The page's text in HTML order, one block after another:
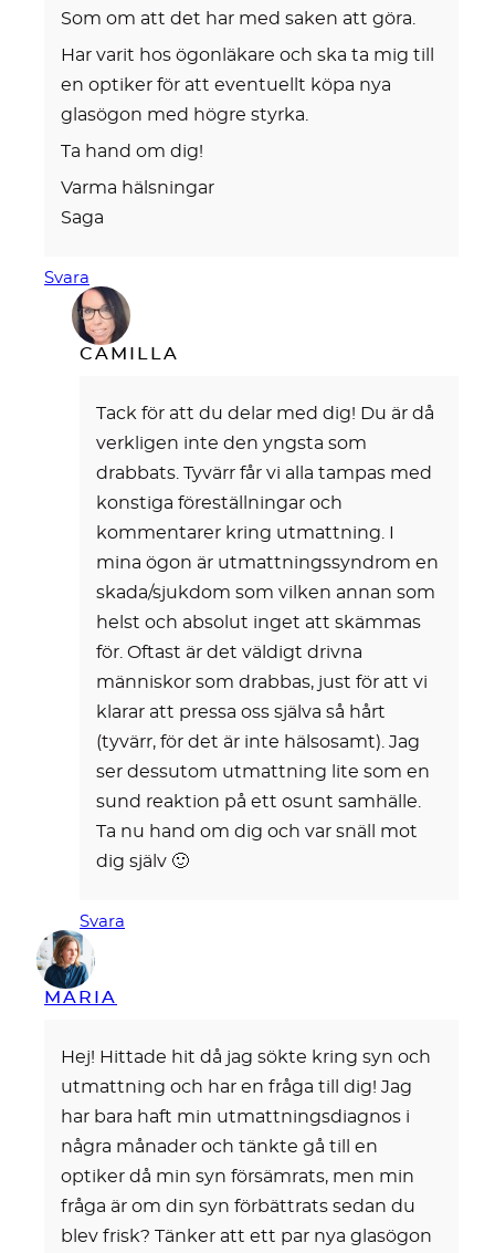
Som om att det har med saken att göra.
Har varit hos ögonläkare och ska ta mig till
en optiker för att eventuellt köpa nya
glasögon med högre styrka.
Ta hand om dig!
Varma hälsningar
Saga
Svara
CAMILLA
Tack för att du delar med dig! Du är då
verkligen inte den yngsta som
drabbats. Tyvärr får vi alla tampas med
konstiga föreställningar och
kommentarer kring utmattning. I
mina ögon är utmattningssyndrom en
skada/sjukdom som vilken annan som
helst och absolut inget att skämmas
för. Oftast är det väldigt drivna
människor som drabbas, just för att vi
klarar att pressa oss själva så hårt
(tyvärr, för det är inte hälsosamt). Jag
ser dessutom utmattning lite som en
sund reaktion på ett osunt samhälle.
Ta nu hand om dig och var snäll mot
dig själv 🙂
Svara
MARIA
Hej! Hittade hit då jag sökte kring syn och
utmattning och har en fråga till dig! Jag
har bara haft min utmattningsdiagnos i
några månader och tänkte gå till en
optiker då min syn försämrats, men min
fråga är om din syn förbättrats sedan du
blev frisk? Tänker att ett par nya glasögon